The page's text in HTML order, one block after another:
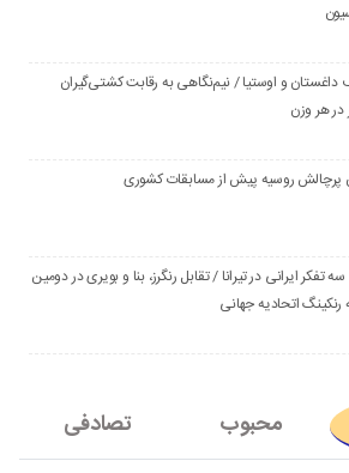
و اوستیا / نیم‌نگاهی به رقابت کشتی‌گیران
هر وزن
پرچالش روسیه پیش از مسابقات کشوری
تفکر ایرانی در تیرانا / تقابل رنگرز، بنا و بویری در دومین
رنکینگ اتحادیه جهانی
محبوب تصادفی